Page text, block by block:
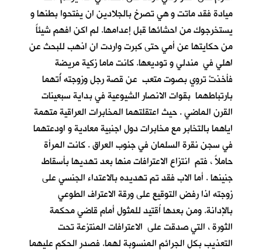
ميادة فقد ماتت و هي تصرخ بالجلادين ان يفتحوا بطنها و
يستخرجوك من احشائها قبل إعدامها. لم اكن افهم شيئاً
من حكايتها عن أمي حتى كبرت واردت ان اذهب للبحث عن
اهلي في مندلي و توديعها. كانت ماما زكية مريضة
فأخذتْ تروي بصوت متعب عن قصة رجل وزوجته أُتهما
بارتباطهما بقوات الانصار الشيوعية في بداية سبعينات
القرن الماضي . حيث اعتقلتهما المخابرات العراقية متهمة
اياهما بالتخابر مع مخابرات دول اجنبية معادية و اودعتهما
في سجن نقرة السلمان في جنوب العراق . كانت المرأة
حاملاً ، فتم انتزاع الاعترافات منها بعد تهديها بأسقاط
جنينها . أما الاب فقد تم تهديده بالاعتداء الجنسي على
زوجته اذا رفض التوقيع على ورقة الاعتراف الطوعي
بالإدانة. ومن بعدها اُقتيد للمثول أمام قاضي محكمة
الثورة ، التي صدقت على الاعترافات المنتزعة تحت
التعذيب بكل الجرائم المنسوبة لهما. فصدر الحكم عليهما